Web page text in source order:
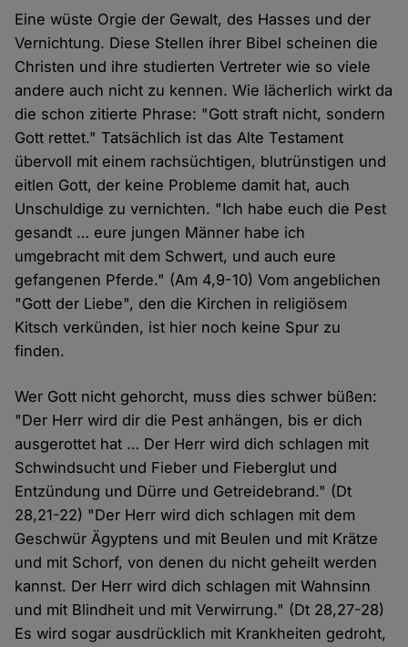
Eine wüste Orgie der Gewalt, des Hasses und der
Vernichtung. Diese Stellen ihrer Bibel scheinen die
Christen und ihre studierten Vertreter wie so viele
andere auch nicht zu kennen. Wie lächerlich wirkt da
die schon zitierte Phrase: "Gott straft nicht, sondern
Gott rettet." Tatsächlich ist das Alte Testament
übervoll mit einem rachsüchtigen, blutrünstigen und
eitlen Gott, der keine Probleme damit hat, auch
Unschuldige zu vernichten. "Ich habe euch die Pest
gesandt … eure jungen Männer habe ich
umgebracht mit dem Schwert, und auch eure
gefangenen Pferde." (Am 4,9-10) Vom angeblichen
"Gott der Liebe", den die Kirchen in religiösem
Kitsch verkünden, ist hier noch keine Spur zu
finden.
Wer Gott nicht gehorcht, muss dies schwer büßen:
"Der Herr wird dir die Pest anhängen, bis er dich
ausgerottet hat … Der Herr wird dich schlagen mit
Schwindsucht und Fieber und Fieberglut und
Entzündung und Dürre und Getreidebrand." (Dt
28,21-22) "Der Herr wird dich schlagen mit dem
Geschwür Ägyptens und mit Beulen und mit Krätze
und mit Schorf, von denen du nicht geheilt werden
kannst. Der Herr wird dich schlagen mit Wahnsinn
und mit Blindheit und mit Verwirrung." (Dt 28,27-28)
Es wird sogar ausdrücklich mit Krankheiten gedroht,